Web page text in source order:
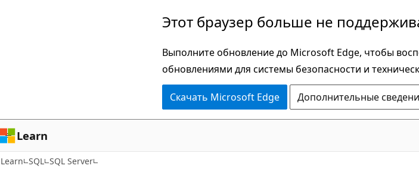
Этот браузер больше не
Выполните обновление до Microsoft Edge, чтобы
обновлениями для системы безопасности и
Скачать Microsoft Edge Дополнительные
Learn
Learn SQL SQL Server